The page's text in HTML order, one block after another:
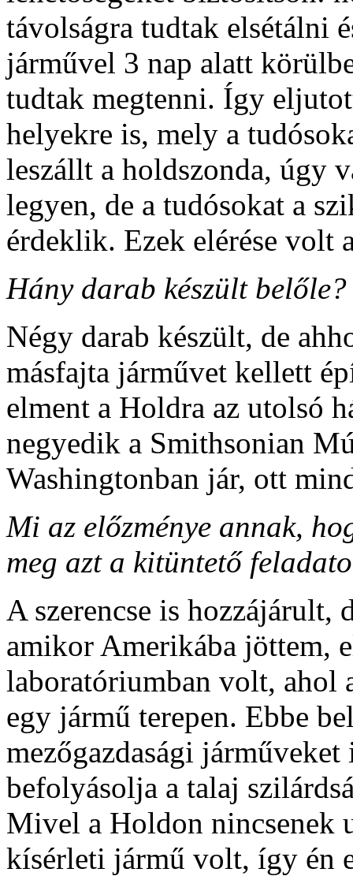
távolságra tudtak elsétálni
járművel 3 nap alatt
tudtak megtenni. Így
helyekre is, mely a
leszállt a holdszonda, úgy
legyen, de a tudósokat a
érdeklik. Ezek elérése volt
Hány darab készült belőle?
Négy darab készült, de
másfajta járművet kellett
elment a Holdra az utolsó
negyedik a Smithsonian
Washingtonban jár, ott
Mi az előzménye annak,
meg azt a kitüntető
A szerencse is hozzájárult,
amikor Amerikába jöttem,
laboratóriumban volt, ahol
egy jármű terepen. Ebbe
mezőgazdasági
befolyásolja a talaj
Mivel a Holdon nincsenek
kísérleti jármű volt, így én